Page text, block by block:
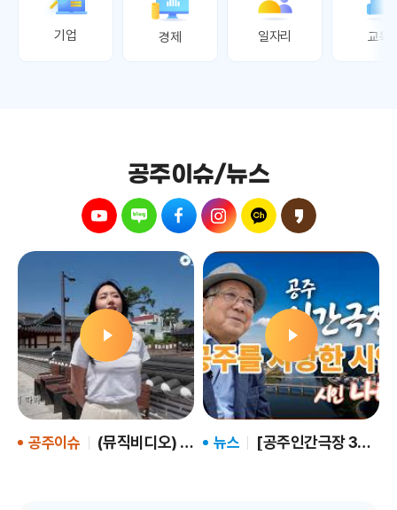
기업 경제 일자리 교육
공주이슈/뉴스
공주이슈 (뮤직비디오) 시간을 담은 도시, 공주10경 뉴스 [공주인간극장 3편] 공주를 사랑한 풀꽃시인 나태주